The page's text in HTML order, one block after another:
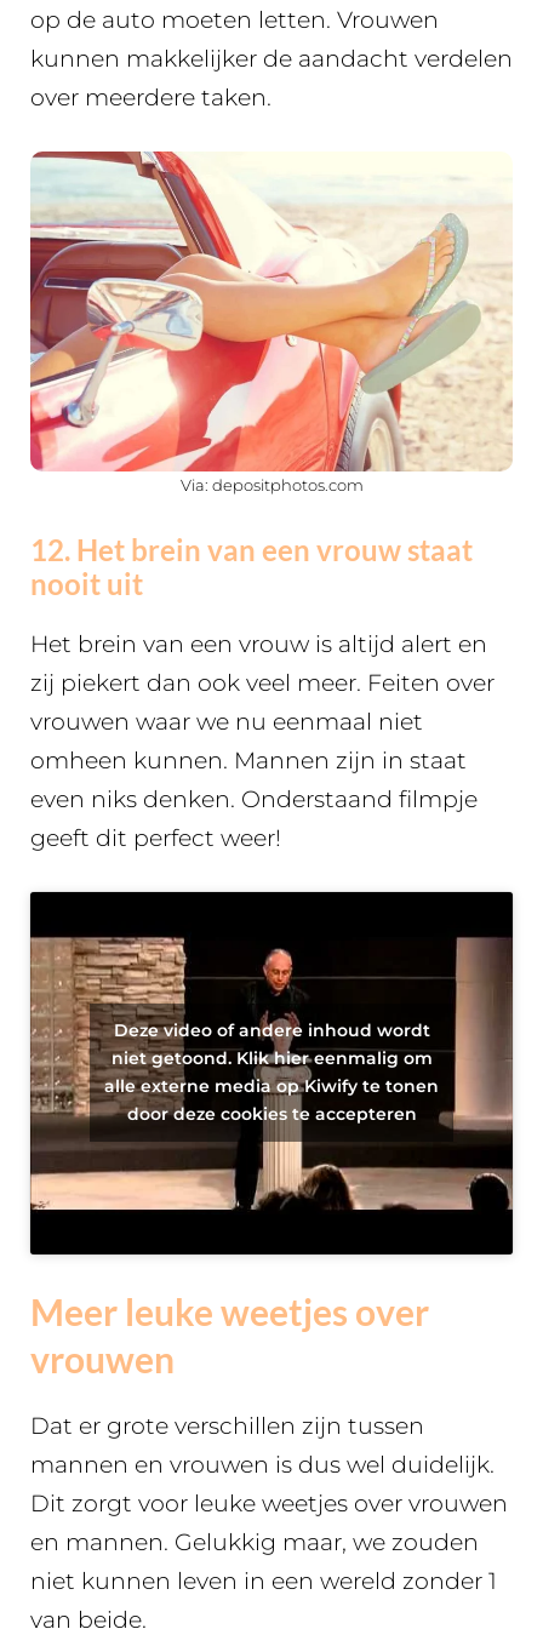
op de auto moeten letten. Vrouwen
kunnen makkelijker de aandacht verdelen
over meerdere taken.
Via: depositphotos.com
12. Het brein van een vrouw staat
nooit uit
Het brein van een vrouw is altijd alert en
zij piekert dan ook veel meer. Feiten over
vrouwen waar we nu eenmaal niet
omheen kunnen. Mannen zijn in staat
even niks denken. Onderstaand filmpje
geeft dit perfect weer!
Deze video of andere inhoud wordt
niet getoond. Klik hier eenmalig om
alle externe media op Kiwify te tonen
door deze cookies te accepteren
Meer leuke weetjes over
vrouwen
Dat er grote verschillen zijn tussen
mannen en vrouwen is dus wel duidelijk.
Dit zorgt voor leuke weetjes over vrouwen
en mannen. Gelukkig maar, we zouden
niet kunnen leven in een wereld zonder 1
van beide.